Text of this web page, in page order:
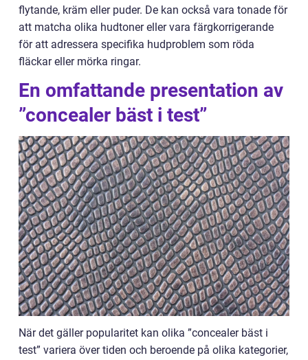
flytande, kräm eller puder. De kan också vara tonade för
att matcha olika hudtoner eller vara färgkorrigerande
för att adressera specifika hudproblem som röda
fläckar eller mörka ringar.
En omfattande presentation av
”concealer bäst i test”
När det gäller popularitet kan olika ”concealer bäst i
test” variera över tiden och beroende på olika kategorier,